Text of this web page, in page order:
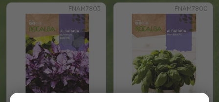
FNAM7803 FNAM7800